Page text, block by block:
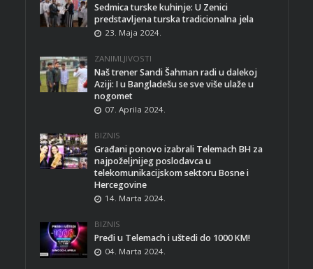
Sedmica turske kuhinje: U Zenici
predstavljena turska tradicionalna jela
23. Maja 2024.
ZANIMLJIVOSTI
Naš trener Sandi Šahman radi u dalekoj
Aziji: I u Bangladešu se sve više ulaže u
nogomet
07. Aprila 2024.
BIZNIS
Građani ponovo izabrali Telemach BH za
najpoželjnijeg poslodavca u
telekomunikacijskom sektoru Bosne i
Hercegovine
14. Marta 2024.
BIZNIS
Pređi u Telemach i uštedi do 1000 KM!
04. Marta 2024.